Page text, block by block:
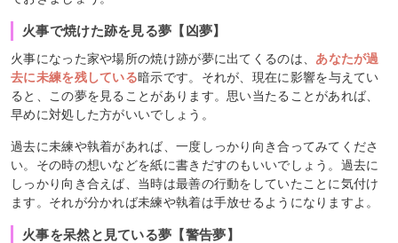
火事で焼けた跡を見る夢【凶夢】
火事になった家や場所の焼け跡が夢に出てくるのは、 あなたが過
去に未練を残している暗示です。それが、現在に影響を与えてい
ると、この夢を見ることがあります。思い当たることがあれば、
早めに対処した方がいいでしょう。
過去に未練や執着があれば、一度しっかり向き合ってみてくださ
い。その時の想いなどを紙に書きだすのもいいでしょう。過去に
しっかり向き合えば、当時は最善の行動をしていたことに気付け
ます。それが分かれば未練や執着は手放せるようになりますよ。
火事を呆然と見ている夢【警告夢】